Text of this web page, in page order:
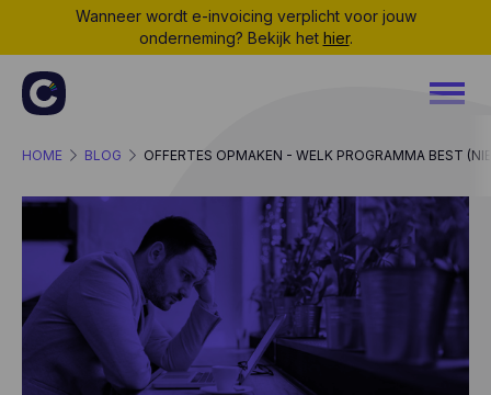
Wanneer wordt e-invoicing verplicht voor jouw
onderneming? Bekijk het hier.
HOME BLOG OFFERTES OPMAKEN - WELK PROGRAMMA BEST